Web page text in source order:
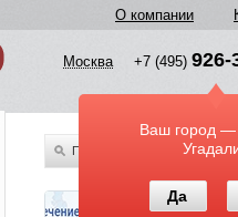
О компании
Москва +7 (495) 926-
Ваш город —
Да
По всему каталогу